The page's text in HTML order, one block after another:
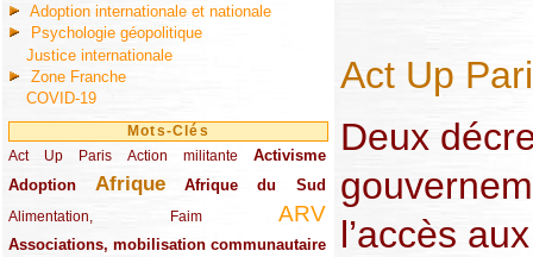
Adoption internationale et nationale
Psychologie géopolitique
Justice internationale
Zone Franche
COVID-19
Mots-Clés
Act Up Paris
(49/289) Action militante
(32/289) Activisme
(73/289)
Adoption
(82/289) Afrique
(161/289) Afrique du Sud
(73/289)
Alimentation, Faim
(48/289) ARV
(203/289)
Associations, mobilisation communautaire
(65/289)
Act Up
Deux
l’accès